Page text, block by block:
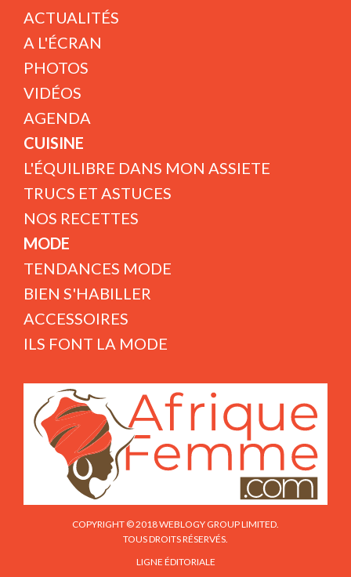
ACTUALITÉS
A L'ÉCRAN
PHOTOS
VIDÉOS
AGENDA
CUISINE
L'ÉQUILIBRE DANS MON ASSIETE
TRUCS ET ASTUCES
NOS RECETTES
MODE
TENDANCES MODE
BIEN S'HABILLER
ACCESSOIRES
ILS FONT LA MODE
COPYRIGHT © 2018 WEBLOGY GROUP LIMITED.
TOUS DROITS RÉSERVÉS.
LIGNE ÉDITORIALE